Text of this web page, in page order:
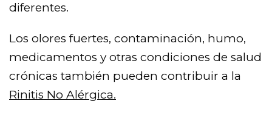
diferentes.
Los olores fuertes, contaminación, humo,
medicamentos y otras condiciones de salud
crónicas también pueden contribuir a la
Rinitis No Alérgica.